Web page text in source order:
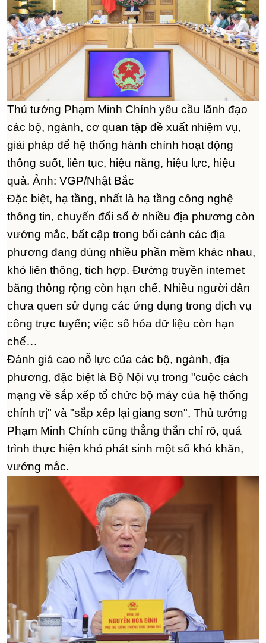
Thủ tướng Phạm Minh Chính yêu cầu lãnh đạo
các bộ, ngành, cơ quan tập đề xuất nhiệm vụ,
giải pháp để hệ thống hành chính hoạt động
thông suốt, liên tục, hiệu năng, hiệu lực, hiệu
quả. Ảnh: VGP/Nhật Bắc
Đặc biệt, hạ tầng, nhất là hạ tầng công nghệ
thông tin, chuyển đổi số ở nhiều địa phương còn
vướng mắc, bất cập trong bối cảnh các địa
phương đang dùng nhiều phần mềm khác nhau,
khó liên thông, tích hợp. Đường truyền internet
băng thông rộng còn hạn chế. Nhiều người dân
chưa quen sử dụng các ứng dụng trong dịch vụ
công trực tuyến; việc số hóa dữ liệu còn hạn
chế…
Đánh giá cao nỗ lực của các bộ, ngành, địa
phương, đặc biệt là Bộ Nội vụ trong "cuộc cách
mạng về sắp xếp tổ chức bộ máy của hệ thống
chính trị" và "sắp xếp lại giang sơn", Thủ tướng
Phạm Minh Chính cũng thẳng thắn chỉ rõ, quá
trình thực hiện khó phát sinh một số khó khăn,
vướng mắc.